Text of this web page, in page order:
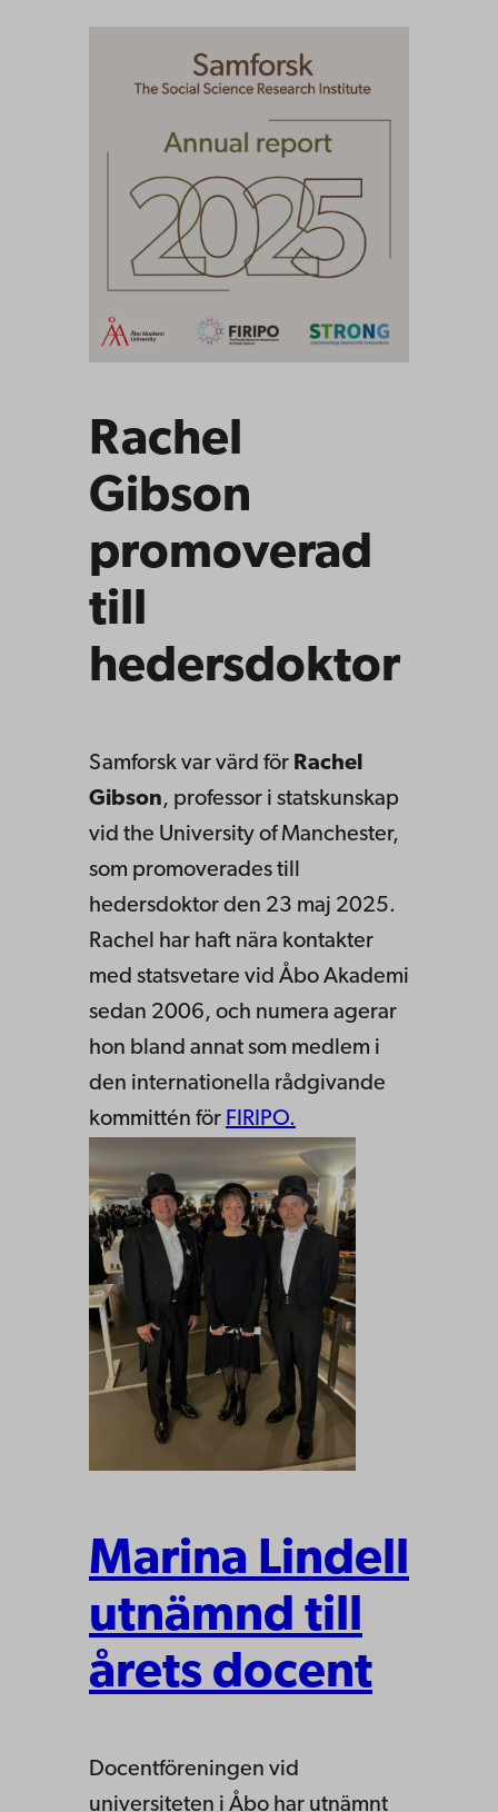
Rachel
Gibson
promoverad
till
hedersdoktor
Samforsk var värd för Rachel
Gibson, professor i statskunskap
vid the University of Manchester,
som promoverades till
hedersdoktor den 23 maj 2025.
Rachel har haft nära kontakter
med statsvetare vid Åbo Akademi
sedan 2006, och numera agerar
hon bland annat som medlem i
den internationella rådgivande
kommittén för FIRIPO.
Marina Lindell
utnämnd till
årets docent
Docentföreningen vid
universiteten i Åbo har utnämnt